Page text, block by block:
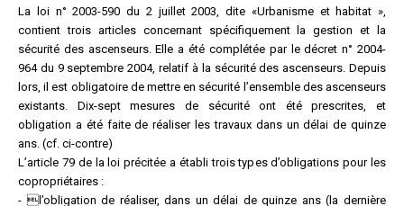
La loi n° 2003-590 du 2 juillet 2003, dite «Urbanisme et habitat »,
contient trois articles concernant spécifiquement la gestion et la
sécurité des ascenseurs. Elle a été complétée par le décret n° 2004-
964 du 9 septembre 2004, relatif à la sécurité des ascenseurs. Depuis
lors, il est obligatoire de mettre en sécurité l’ensemble des ascenseurs
existants. Dix-sept mesures de sécurité ont été prescrites, et
obligation a été faite de réaliser les travaux dans un délai de quinze
ans. (cf. ci-contre)
L’article 79 de la loi précitée a établi trois types d’obligations pour les
copropriétaires :
- l’obligation de réaliser, dans un délai de quinze ans (la dernière